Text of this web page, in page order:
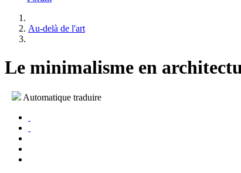
Au-delà de l'art
Le minimalisme en
Automatique traduire